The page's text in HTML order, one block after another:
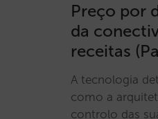
Preço por
da
receitas
A tecnologia
como a
controlo das